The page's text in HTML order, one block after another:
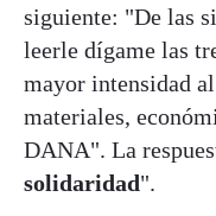
siguiente: "De las
leerle dígame las
mayor intensidad
materiales,
DANA". La
solidaridad".